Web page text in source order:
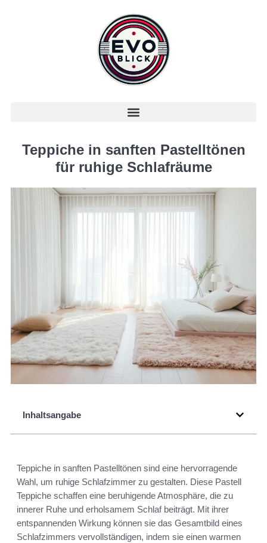
Teppiche in sanften Pastelltönen
für ruhige Schlafräume
Inhaltsangabe
Teppiche in sanften Pastelltönen sind eine hervorragende
Wahl, um ruhige Schlafzimmer zu gestalten. Diese Pastell
Teppiche schaffen eine beruhigende Atmosphäre, die zu
innerer Ruhe und erholsamem Schlaf beiträgt. Mit ihrer
entspannenden Wirkung können sie das Gesamtbild eines
Schlafzimmers vervollständigen, indem sie einen warmen